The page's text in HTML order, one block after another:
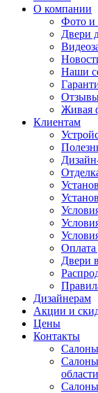
О компании
Фото и
Двери
Наши
Живая
Клиентам
Оплата
Двери
Дизайнерам
Акции и
Цены
Контакты
Салоны
области